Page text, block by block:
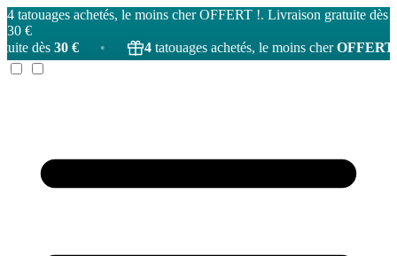
4 tatouages achetés, le moins cher OFFERT !. Livraison gratuite dès
30 €
4tatouages achetés, le moins cherOFFERT! •